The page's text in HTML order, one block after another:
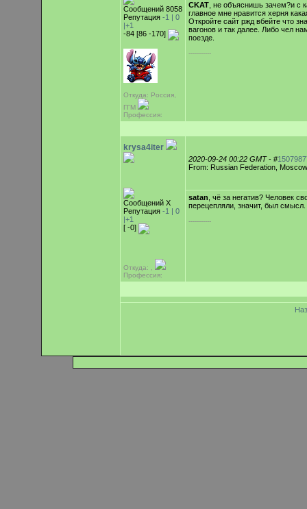
Сообщений 8058
Репутация -1 | 0
|+1
-84 [86 -170]
Откуда: Россия,
ГГМ
Профессия:
CKAT, не объяснишь зачем?и с
главное мне нравится херня
Откройте сайт ржд вбейте что
вагонов и так далее. Либо чел
поезде.
-----------
krysa4iter
Сообщений Х
Репутация -1 | 0
|+1
[ -0]
Откуда: ,
Профессия:
2020-09-24 00:22 GMT- #
From: Russian Federation, Moscow
satan , чё за негатив? Человек
перецепляли, значит, был
-----------